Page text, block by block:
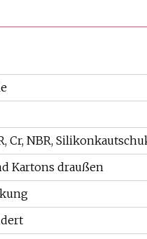
Cr, NBR,
Kartons draußen